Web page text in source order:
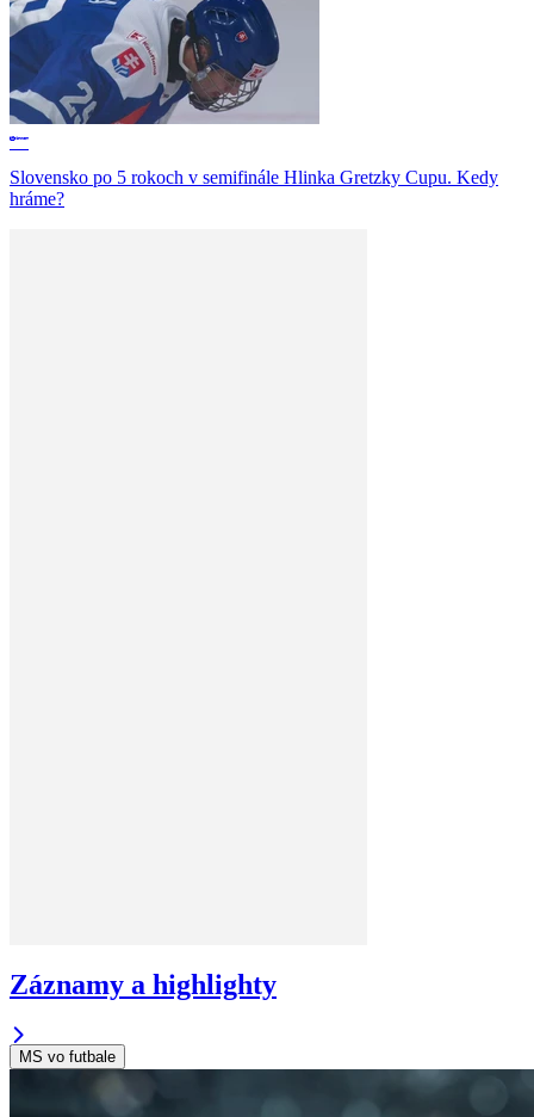
Slovensko po 5 rokoch v semifinále Hlinka Gretzky Cupu. Kedy
hráme?
Záznamy a highlighty
MS vo futbale